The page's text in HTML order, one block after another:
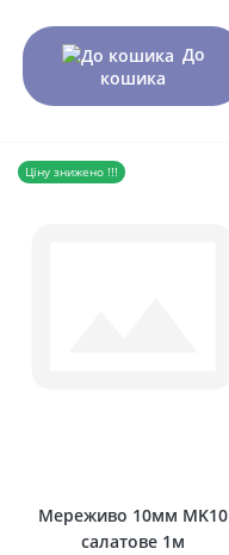
До
кошика
Ціну знижено !!!
Мереживо 10мм MK10
салатове 1м